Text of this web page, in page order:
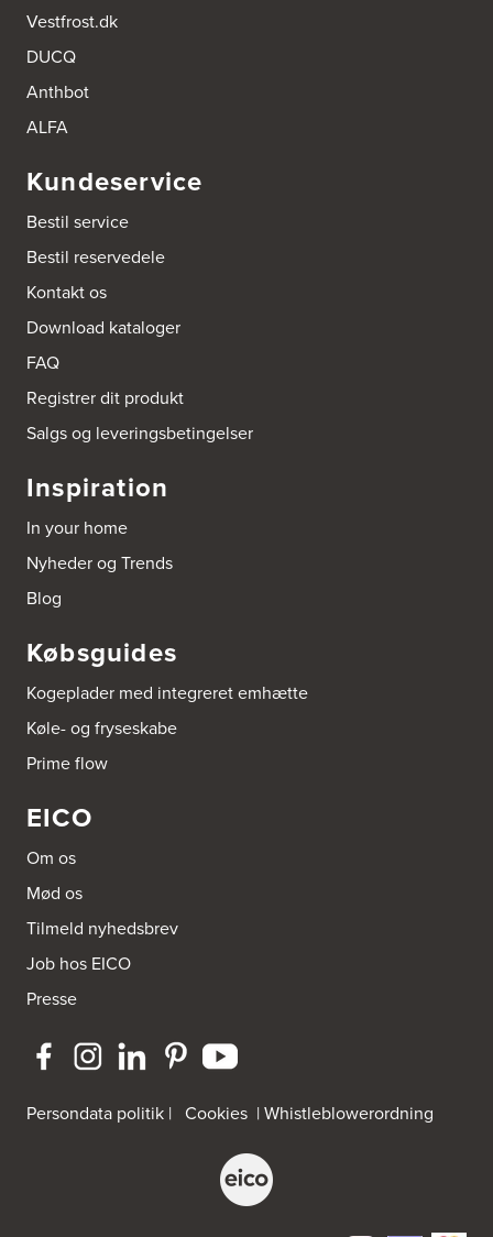
Vestfrost.dk
DUCQ
Anthbot
ALFA
Kundeservice
Bestil service
Bestil reservedele
Kontakt os
Download kataloger
FAQ
Registrer dit produkt
Salgs og leveringsbetingelser
Inspiration
In your home
Nyheder og Trends
Blog
Købsguides
Kogeplader med integreret emhætte
Køle- og fryseskabe
Prime flow
EICO
Om os
Mød os
Tilmeld nyhedsbrev
Job hos EICO
Presse
Persondata politik | Cookies |Whistleblowerordning